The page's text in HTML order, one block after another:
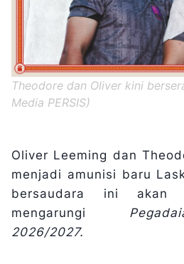
Theodore dan Oliver kini
Media PERSIS)
Oliver Leeming dan
menjadi amunisi baru
bersaudara ini akan
mengarungi
2026/2027.